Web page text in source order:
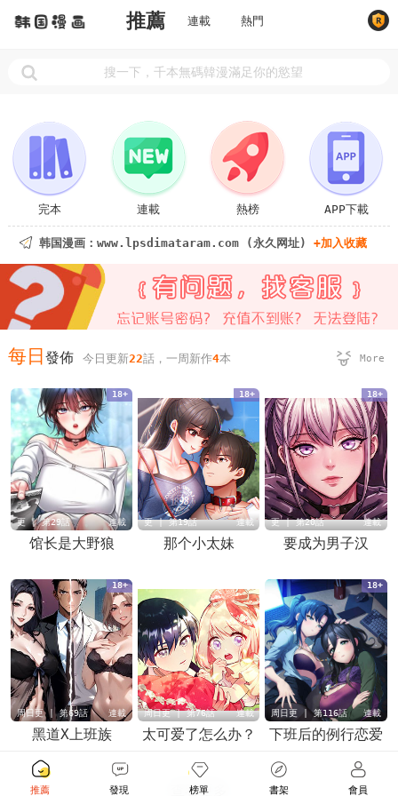
推薦 連載 熱門
完本 連載 熱榜 APP下載
韩国漫画：www.lpsdimataram.com (永久网址) +加入收藏
每日發佈 今日更新22話，一周新作4本 More
18+
更 | 第29話 連載
馆长是大野狼
18+
更 | 第19話 連載
那个小太妹
18+
更 | 第20話 連載
要成为男子汉
18+
周日更 | 第69話 連載
黑道X上班族
周日更 | 第76話 連載
太可爱了怎么办？
18+
周日更 | 第116話 連載
下班后的例行恋爱
查看更多
推薦 發現 榜單 書架 會員